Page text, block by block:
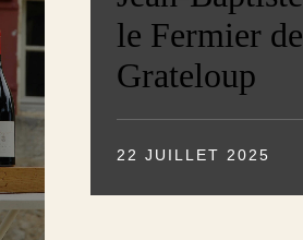
le Fermier de
Grateloup
22 JUILLET 2025